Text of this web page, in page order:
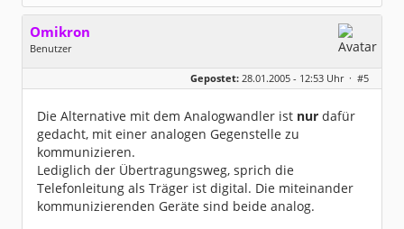
Omikron
Benutzer
Geschlecht:
keine Angabe
Homepage:
omikron.de
Dabei seit:
08 / 2004
Gepostet: 28.01.2005 - 12:53 Uhr · #5
Die Alternative mit dem Analogwandler ist nur dafür
gedacht, mit einer analogen Gegenstelle zu
kommunizieren.
Lediglich der Übertragungsweg, sprich die
Telefonleitung als Träger ist digital. Die miteinander
kommunizierenden Geräte sind beide analog.